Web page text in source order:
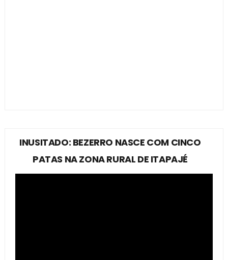
INUSITADO: BEZERRO NASCE COM CINCO
PATAS NA ZONA RURAL DE ITAPAJÉ